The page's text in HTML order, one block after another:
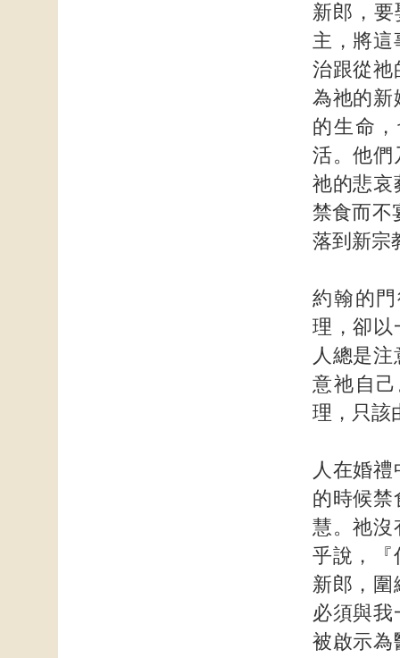
新郎，
主，將這
治跟從祂
為祂的新
的生命
活。他們
祂的悲哀
禁食而不
落到新宗
約翰的
理，卻以
人總是
意祂自
理，只該
人在婚
的時候禁
慧。祂沒
乎說，『
新郎，圍
必須與我
被啟示為